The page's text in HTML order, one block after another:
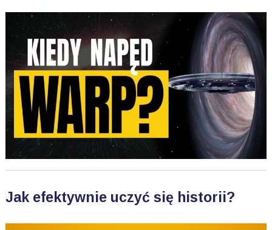
Jak efektywnie uczyć się historii?